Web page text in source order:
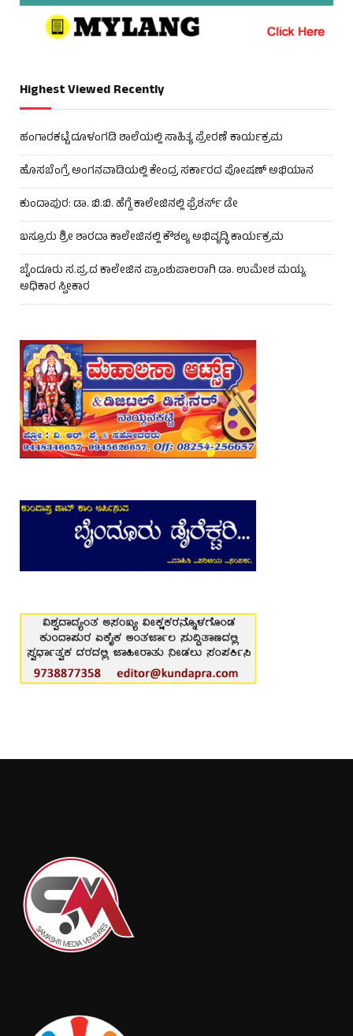
Highest Viewed Recently
ಹಂಗಾರಕಟ್ಟೆ ದೂಳಂಗಡಿ ಶಾಲೆಯಲ್ಲಿ ಸಾಹಿತ್ಯ ಪ್ರೇರಣೆ ಕಾರ್ಯಕ್ರಮ
ಹೊಸಬೆಂಗ್ರೆ ಅಂಗನವಾಡಿಯಲ್ಲಿ ಕೇಂದ್ರ ಸರ್ಕಾರದ ಪೋಷಣ್ ಅಭಿಯಾನ
ಕುಂದಾಪುರ: ಡಾ. ಬಿ.ಬಿ. ಹೆಗ್ಡೆ ಕಾಲೇಜಿನಲ್ಲಿ ಫ್ರೆಶರ್ಸ್ ಡೇ
ಬಸ್ರೂರು ಶ್ರೀ ಶಾರದಾ ಕಾಲೇಜಿನಲ್ಲಿ ಕೌಶಲ್ಯ ಅಭಿವೃದ್ಧಿ ಕಾರ್ಯಕ್ರಮ
ಬೈಂದೂರು ಸ.ಪ್ರ.ದ ಕಾಲೇಜಿನ ಪ್ರಾಂಶುಪಾಲರಾಗಿ ಡಾ. ಉಮೇಶ ಮಯ್ಯ
ಅಧಿಕಾರ ಸ್ವೀಕಾರ